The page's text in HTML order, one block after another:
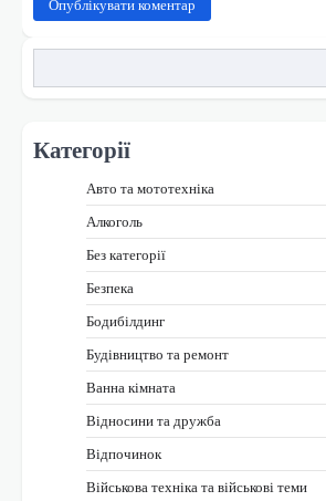
Категорії
Авто та мототехніка
Алкоголь
Без категорії
Безпека
Бодибілдинг
Будівництво та ремонт
Ванна кімната
Відносини та дружба
Відпочинок
Військова техніка та військові теми